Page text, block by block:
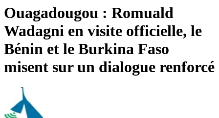
Ouagadougou : Romuald
Wadagni en visite officielle, le
Bénin et le Burkina Faso
misent sur un dialogue renforcé